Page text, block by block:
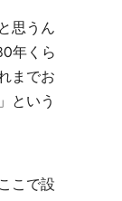
思うん
年くら
までお
という
こで設